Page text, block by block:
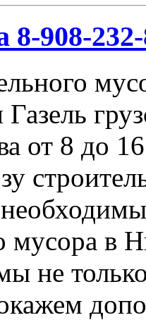
8-908-
от 8 до
мусора в
не